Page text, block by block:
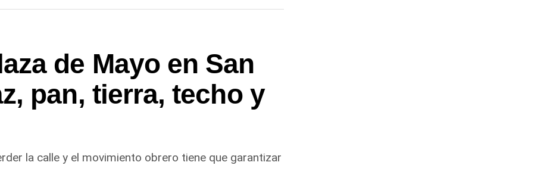
de Mayo en San
pan, tierra, techo y
la calle y el movimiento obrero tiene que garantizar